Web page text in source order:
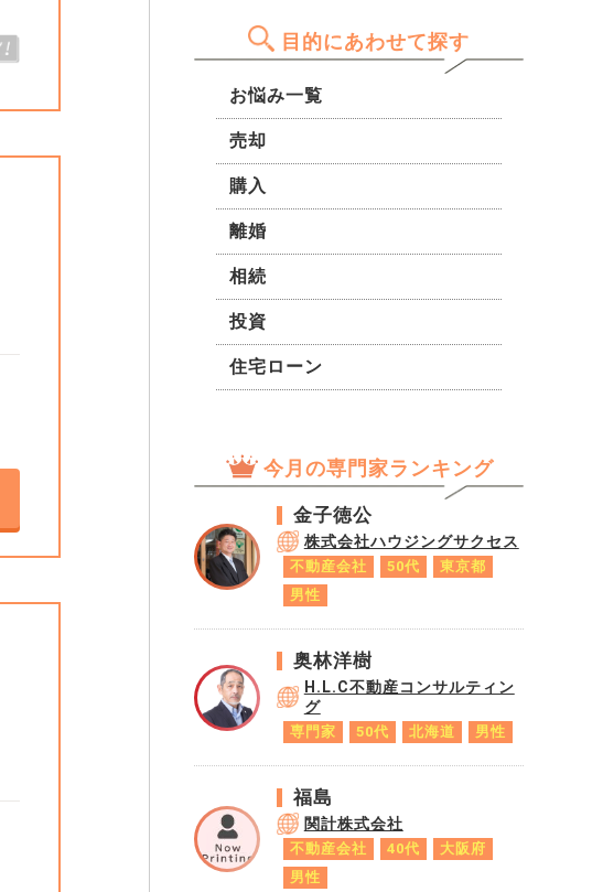
しても現金を持って出たいので
すが、貯金がほとんどありませ
ん。 そこで、 ・自宅を売却し
てローン完済、売却益を得る
・出た利益は慰謝料として私が
もらう ・夫にローンを組んで
もらい今の家を買ってもらう
（夫は現在50歳、自営で税込
すが、可能でしょうか。 また
は、ベストな対応策が他にある
でしょうか。
いです。
目的にあわせて探す
お悩み一覧
売却
購入
離婚
相続
投資
住宅ローン
今月の専門家ランキング
金子徳公
株式会社ハウジングサクセス
不動産会社 50代
東京都
男性
奥林洋樹
H.L.C不動産コンサルティン
グ
専門家 50代 北海道 男性
福島
関計株式会社
不動産会社 40代
大阪府
男性